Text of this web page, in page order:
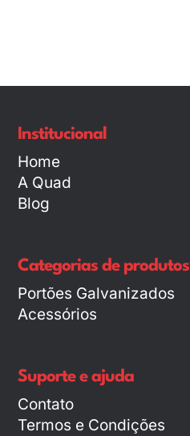
Institucional
Home
A Quad
Blog
Categorias de produtos
Portões Galvanizados
Acessórios
Suporte e ajuda
Contato
Termos e Condições